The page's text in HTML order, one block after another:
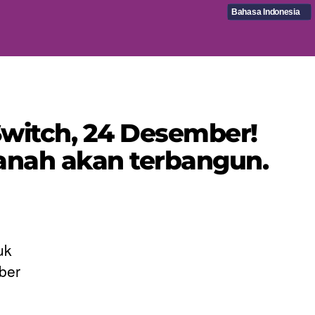
Bahasa Indonesia
24 Desember!
akan terbangun.